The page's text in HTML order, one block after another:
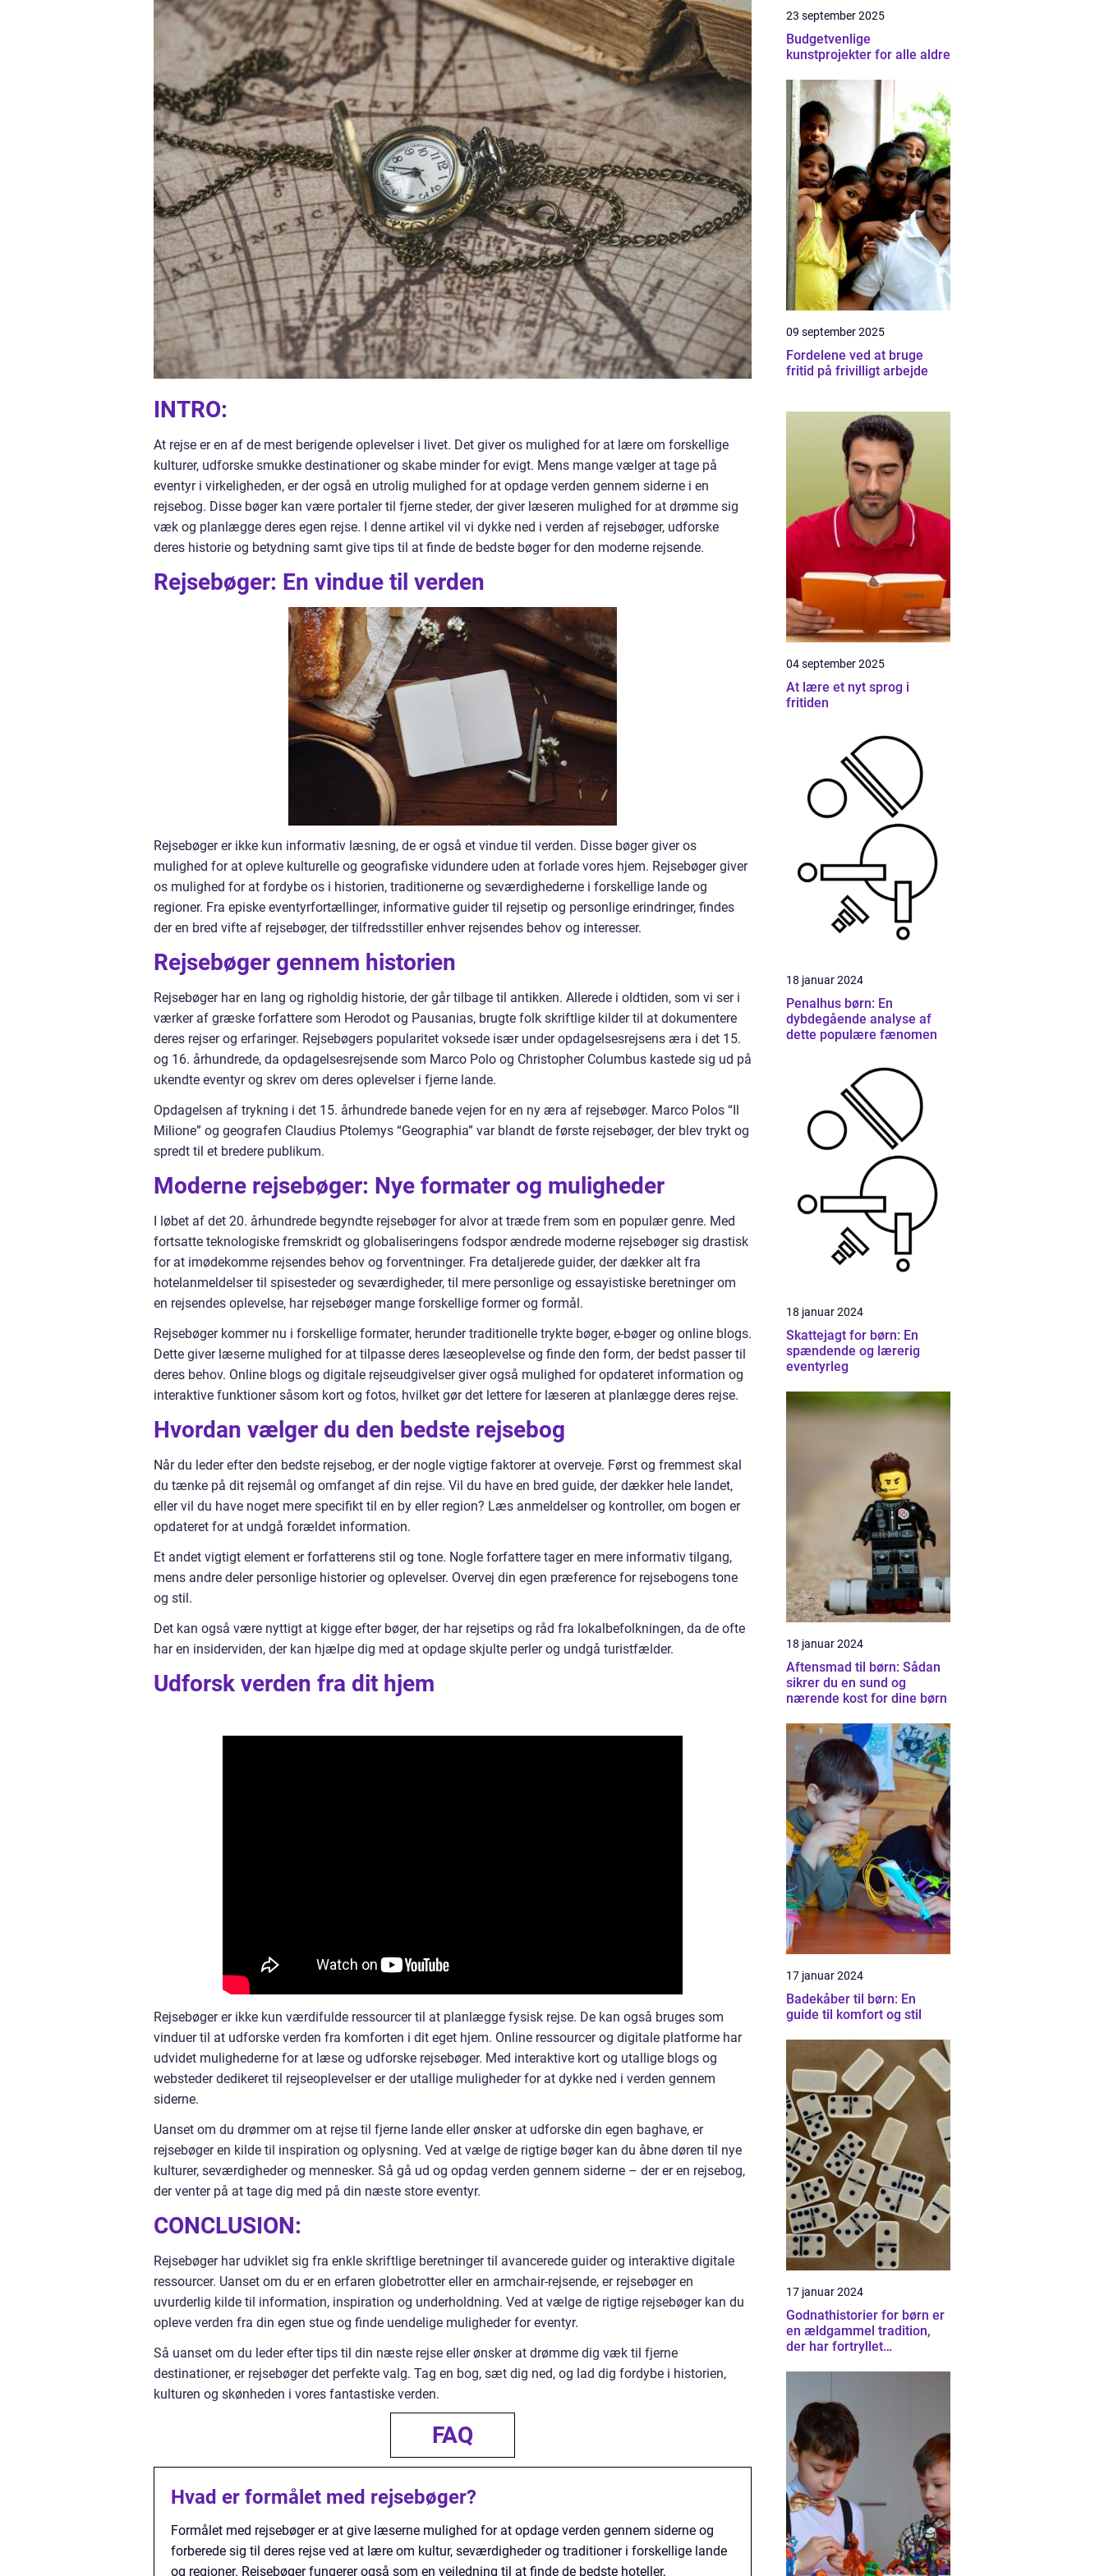
INTRO:
At rejse er en af de mest berigende oplevelser i livet. Det giver os mulighed for at lære om forskellige
kulturer, udforske smukke destinationer og skabe minder for evigt. Mens mange vælger at tage på
eventyr i virkeligheden, er der også en utrolig mulighed for at opdage verden gennem siderne i en
rejsebog. Disse bøger kan være portaler til fjerne steder, der giver læseren mulighed for at drømme sig
væk og planlægge deres egen rejse. I denne artikel vil vi dykke ned i verden af rejsebøger, udforske
deres historie og betydning samt give tips til at finde de bedste bøger for den moderne rejsende.
Rejsebøger: En vindue til verden
Rejsebøger er ikke kun informativ læsning, de er også et vindue til verden. Disse bøger giver os
mulighed for at opleve kulturelle og geografiske vidundere uden at forlade vores hjem. Rejsebøger giver
os mulighed for at fordybe os i historien, traditionerne og seværdighederne i forskellige lande og
regioner. Fra episke eventyrfortællinger, informative guider til rejsetip og personlige erindringer, findes
der en bred vifte af rejsebøger, der tilfredsstiller enhver rejsendes behov og interesser.
Rejsebøger gennem historien
Rejsebøger har en lang og righoldig historie, der går tilbage til antikken. Allerede i oldtiden, som vi ser i
værker af græske forfattere som Herodot og Pausanias, brugte folk skriftlige kilder til at dokumentere
deres rejser og erfaringer. Rejsebøgers popularitet voksede især under opdagelsesrejsens æra i det 15.
og 16. århundrede, da opdagelsesrejsende som Marco Polo og Christopher Columbus kastede sig ud på
ukendte eventyr og skrev om deres oplevelser i fjerne lande.
Opdagelsen af trykning i det 15. århundrede banede vejen for en ny æra af rejsebøger. Marco Polos “Il
Milione” og geografen Claudius Ptolemys “Geographia” var blandt de første rejsebøger, der blev trykt og
spredt til et bredere publikum.
Moderne rejsebøger: Nye formater og muligheder
I løbet af det 20. århundrede begyndte rejsebøger for alvor at træde frem som en populær genre. Med
fortsatte teknologiske fremskridt og globaliseringens fodspor ændrede moderne rejsebøger sig drastisk
for at imødekomme rejsendes behov og forventninger. Fra detaljerede guider, der dækker alt fra
hotelanmeldelser til spisesteder og seværdigheder, til mere personlige og essayistiske beretninger om
en rejsendes oplevelse, har rejsebøger mange forskellige former og formål.
Rejsebøger kommer nu i forskellige formater, herunder traditionelle trykte bøger, e-bøger og online blogs.
Dette giver læserne mulighed for at tilpasse deres læseoplevelse og finde den form, der bedst passer til
deres behov. Online blogs og digitale rejseudgivelser giver også mulighed for opdateret information og
interaktive funktioner såsom kort og fotos, hvilket gør det lettere for læseren at planlægge deres rejse.
Hvordan vælger du den bedste rejsebog
Når du leder efter den bedste rejsebog, er der nogle vigtige faktorer at overveje. Først og fremmest skal
du tænke på dit rejsemål og omfanget af din rejse. Vil du have en bred guide, der dækker hele landet,
eller vil du have noget mere specifikt til en by eller region? Læs anmeldelser og kontroller, om bogen er
opdateret for at undgå forældet information.
Et andet vigtigt element er forfatterens stil og tone. Nogle forfattere tager en mere informativ tilgang,
mens andre deler personlige historier og oplevelser. Overvej din egen præference for rejsebogens tone
og stil.
Det kan også være nyttigt at kigge efter bøger, der har rejsetips og råd fra lokalbefolkningen, da de ofte
har en insiderviden, der kan hjælpe dig med at opdage skjulte perler og undgå turistfælder.
Udforsk verden fra dit hjem
Rejsebøger er ikke kun værdifulde ressourcer til at planlægge fysisk rejse. De kan også bruges som
vinduer til at udforske verden fra komforten i dit eget hjem. Online ressourcer og digitale platforme har
udvidet mulighederne for at læse og udforske rejsebøger. Med interaktive kort og utallige blogs og
websteder dedikeret til rejseoplevelser er der utallige muligheder for at dykke ned i verden gennem
siderne.
Uanset om du drømmer om at rejse til fjerne lande eller ønsker at udforske din egen baghave, er
rejsebøger en kilde til inspiration og oplysning. Ved at vælge de rigtige bøger kan du åbne døren til nye
kulturer, seværdigheder og mennesker. Så gå ud og opdag verden gennem siderne – der er en rejsebog,
der venter på at tage dig med på din næste store eventyr.
CONCLUSION:
Rejsebøger har udviklet sig fra enkle skriftlige beretninger til avancerede guider og interaktive digitale
ressourcer. Uanset om du er en erfaren globetrotter eller en armchair-rejsende, er rejsebøger en
uvurderlig kilde til information, inspiration og underholdning. Ved at vælge de rigtige rejsebøger kan du
opleve verden fra din egen stue og finde uendelige muligheder for eventyr.
Så uanset om du leder efter tips til din næste rejse eller ønsker at drømme dig væk til fjerne
destinationer, er rejsebøger det perfekte valg. Tag en bog, sæt dig ned, og lad dig fordybe i historien,
kulturen og skønheden i vores fantastiske verden.
FAQ
Hvad er formålet med rejsebøger?
Formålet med rejsebøger er at give læserne mulighed for at opdage verden gennem siderne og
forberede sig til deres rejse ved at lære om kultur, seværdigheder og traditioner i forskellige lande
og regioner. Rejsebøger fungerer også som en vejledning til at finde de bedste hoteller,
23 september 2025
Budgetvenlige
kunstprojekter for alle aldre
09 september 2025
Fordelene ved at bruge
fritid på frivilligt arbejde
04 september 2025
At lære et nyt sprog i
fritiden
18 januar 2024
Penalhus børn: En
dybdegående analyse af
dette populære fænomen
18 januar 2024
Skattejagt for børn: En
spændende og lærerig
eventyrleg
18 januar 2024
Aftensmad til børn: Sådan
sikrer du en sund og
nærende kost for dine børn
17 januar 2024
Badekåber til børn: En
guide til komfort og stil
17 januar 2024
Godnathistorier for børn er
en ældgammel tradition,
der har fortryllet